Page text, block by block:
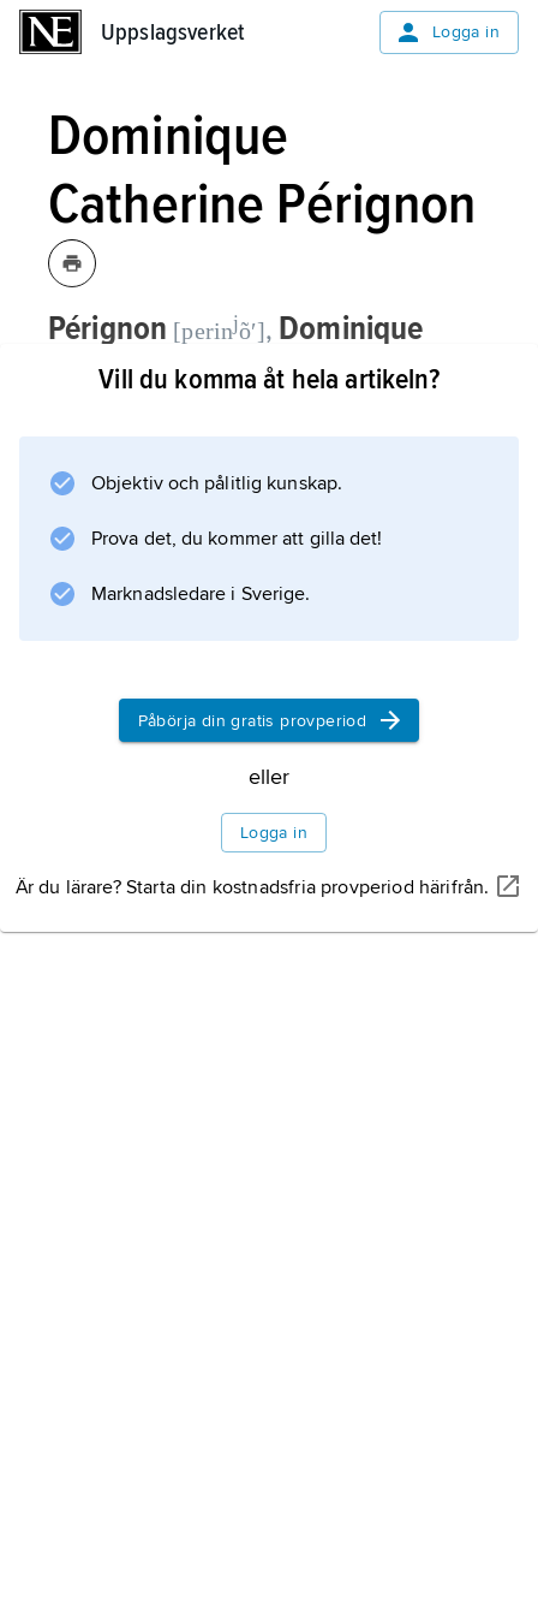
Uppslagsverket Logga in
Dominique
Catherine Pérignon
Pérignon [perinjõʹ], Dominique
Catherine,1754–1818, markis, fransk
1789, gick med i nationalgardet och blev
divisionsgeneral 1793. Han sårades 1799 och
var sedan ej i aktiv tjänst.
Vill du komma åt hela artikeln?
Objektiv och pålitlig kunskap.
Prova det, du kommer att gilla det!
Marknadsledare i Sverige.
Påbörja din gratis provperiod
eller
Logga in
Är du lärare? Starta din kostnadsfria provperiod härifrån.